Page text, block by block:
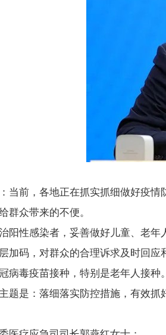
当前，各地正在抓实抓细做好疫
群众带来的不便。
阳性感染者，妥善做好儿童、老
加码，对群众的合理诉求及时回应
病毒疫苗接种，特别是老年人接
题是：落细落实防控措施，有效抓